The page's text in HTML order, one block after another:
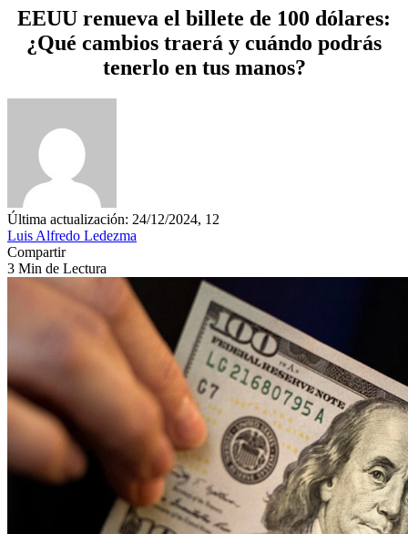
EEUU renueva el billete de 100 dólares:
¿Qué cambios traerá y cuándo podrás
tenerlo en tus manos?
Última actualización: 24/12/2024, 12
Luis Alfredo Ledezma
Compartir
3 Min de Lectura